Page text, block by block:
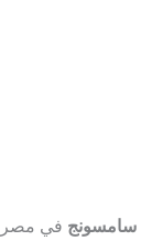
سامسونج في مصر